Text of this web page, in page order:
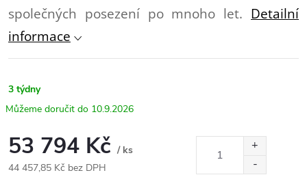
společných posezení po mnoho let. Detailní
informace
3 týdny
10.9.2026
53 794 Kč / ks
44 457,85 Kč bez DPH